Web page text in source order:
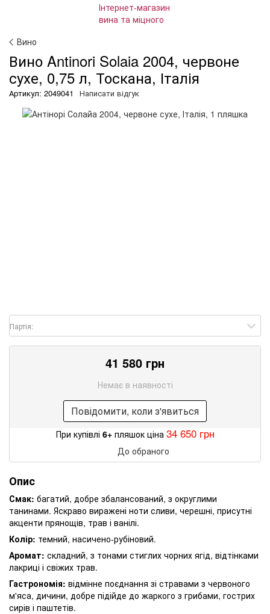
Вино
Вино Antinori Solaia 2004, червоне
сухе, 0,75 л, Тоскана, Італія
Артикул: 2049041 Написати відгук
Партія:
41 580 грн
Немає в наявності
Повідомити, коли з'явиться
При купівлі 6+пляшок ціна 34 650 грн
До обраного
Опис
Смак: багатий, добре збалансований, з округлими
танинами. Яскраво виражені ноти сливи, черешні, присутні
акценти прянощів, трав і ванілі.
Колір: темний, насичено-рубіновий.
Аромат: складний, з тонами стиглих чорних ягід, відтінками
лакриці і свіжих трав.
Гастрономія: відмінне поєднання зі стравами з червоного
м'яса, дичини, добре підійде до жаркого з грибами, гострих
сирів і паштетів.